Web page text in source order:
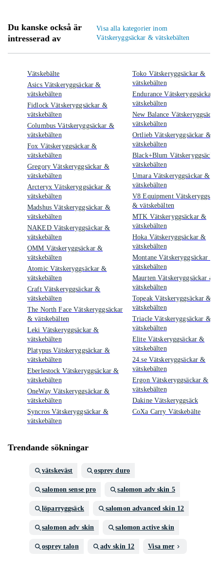
Du kanske också är
intresserad av
Visa alla kategorier inom
Vätskeryggsäckar & vätskebälten
Vätskebälte
Asics Vätskeryggsäckar &
vätskebälten
Fidlock Vätskeryggsäckar &
vätskebälten
Columbus Vätskeryggsäckar &
vätskebälten
Fox Vätskeryggsäckar &
vätskebälten
Gregory Vätskeryggsäckar &
vätskebälten
Arcteryx Vätskeryggsäckar &
vätskebälten
Madshus Vätskeryggsäckar &
vätskebälten
NAKED Vätskeryggsäckar &
vätskebälten
OMM Vätskeryggsäckar &
vätskebälten
Atomic Vätskeryggsäckar &
vätskebälten
Craft Vätskeryggsäckar &
vätskebälten
The North Face Vätskeryggsäckar
& vätskebälten
Leki Vätskeryggsäckar &
vätskebälten
Platypus Vätskeryggsäckar &
vätskebälten
Eberlestock Vätskeryggsäckar &
vätskebälten
OneWay Vätskeryggsäckar &
vätskebälten
Syncros Vätskeryggsäckar &
vätskebälten
Toko Vätskeryggsäckar &
vätskebälten
Endurance Vätskeryggsäckar
vätskebälten
New Balance
vätskebälten
Ortlieb Vätskeryggsäckar &
vätskebälten
Black+Blum
vätskebälten
Umara Vätskeryggsäckar &
vätskebälten
V8 Equipment
& vätskebälten
MTK Vätskeryggsäckar &
vätskebälten
Hoka Vätskeryggsäckar &
vätskebälten
Montane Vätskeryggsäckar &
vätskebälten
Maurten Vätskeryggsäckar &
vätskebälten
Topeak Vätskeryggsäckar &
vätskebälten
Triacle Vätskeryggsäckar &
vätskebälten
Elite Vätskeryggsäckar &
vätskebälten
24.se Vätskeryggsäckar &
vätskebälten
Ergon Vätskeryggsäckar &
vätskebälten
Dakine Vätskeryggsäck
CoXa Carry Vätskebälte
Trendande sökningar
vätskeväst osprey duro
salomon sense pro salomon adv skin 5
löparryggsäck salomon advanced skin 12
salomon adv skin salomon active skin
osprey talon adv skin 12 Visa mer